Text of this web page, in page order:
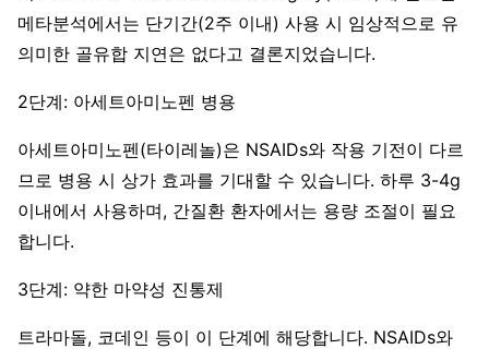
메타분석에서는 단기간(2주 이내) 사용 시 임상적으로 유
의미한 골유합 지연은 없다고 결론지었습니다.
2단계: 아세트아미노펜 병용
아세트아미노펜(타이레놀)은 NSAIDs와 작용 기전이 다르
므로 병용 시 상가 효과를 기대할 수 있습니다. 하루 3-4g
이내에서 사용하며, 간질환 환자에서는 용량 조절이 필요
합니다.
3단계: 약한 마약성 진통제
트라마돌, 코데인 등이 이 단계에 해당합니다. NSAIDs와